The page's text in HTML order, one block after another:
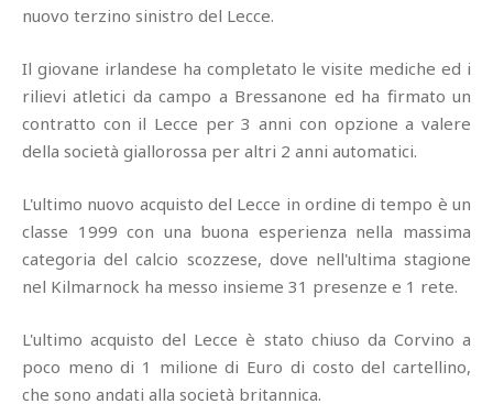
nuovo terzino sinistro del Lecce.
Il giovane irlandese ha completato le visite mediche ed i
rilievi atletici da campo a Bressanone ed ha firmato un
contratto con il Lecce per 3 anni con opzione a valere
della società giallorossa per altri 2 anni automatici.
L'ultimo nuovo acquisto del Lecce in ordine di tempo è un
classe 1999 con una buona esperienza nella massima
categoria del calcio scozzese, dove nell'ultima stagione
nel Kilmarnock ha messo insieme 31 presenze e 1 rete.
L'ultimo acquisto del Lecce è stato chiuso da Corvino a
poco meno di 1 milione di Euro di costo del cartellino,
che sono andati alla società britannica.